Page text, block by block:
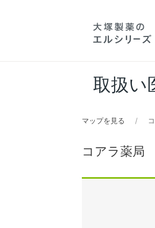
取扱い
マップを見る
コアラ薬局